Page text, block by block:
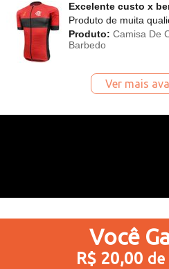
Excelente custo x
Produto de muita
Produto: Camisa De
Barbedo
Ver mais
Você
R$ 20,00 de